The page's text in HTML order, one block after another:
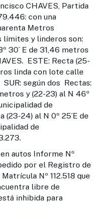
CHAVES, Partida
con una
Metros
límites y linderos son:
30´ E de 31,46 metros
ESTE: Recta (25-
linda con lote calle
según dos Rectas:
y (22-23) al N 46º
de
(23-24) al N 0º 25´E de
de
Informe Nº
por el Registro de
Nº 112.518 que
libre de
inhibida para